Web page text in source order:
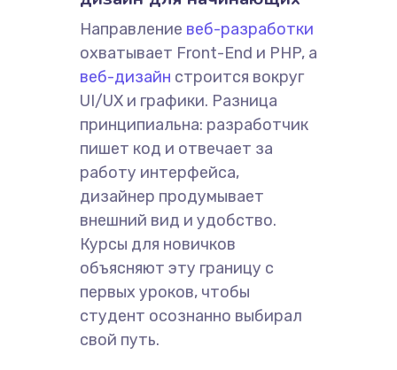
Направление веб-разработки
охватывает Front-End и PHP, а
веб-дизайн строится вокруг
UI/UX и графики. Разница
принципиальна: разработчик
пишет код и отвечает за
работу интерфейса,
дизайнер продумывает
внешний вид и удобство.
Курсы для новичков
объясняют эту границу с
первых уроков, чтобы
студент осознанно выбирал
свой путь.